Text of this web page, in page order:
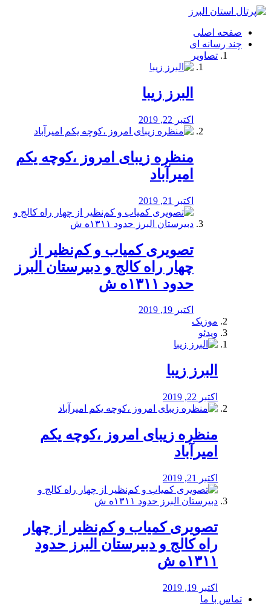
فصد
شرق
تهران
خشکشویی
صفحه اصلی
چند رسانه ای
تصاویر
البرز زیبا
اکتبر 22, 2019
منظره‌‌ زیبای امروز ،کوچه یکم
امیرآباد
اکتبر 21, 2019
️تصویری کمیاب و کم‌نظیر از
چهار راه كالج و دبيرستان البرز
حدود ۱۳۱۱ه ش
اکتبر 19, 2019
موزیک
ویدئو
البرز زیبا
اکتبر 22, 2019
منظره‌‌ زیبای امروز ،کوچه یکم
امیرآباد
اکتبر 21, 2019
️تصویری کمیاب و کم‌نظیر از چهار
راه كالج و دبيرستان البرز حدود
۱۳۱۱ه ش
اکتبر 19, 2019
تماس با ما